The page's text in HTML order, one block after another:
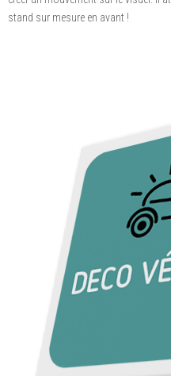
stand sur mesure en avant !